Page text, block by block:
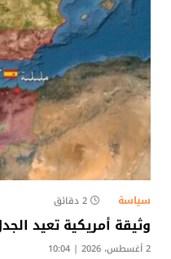
سياسة 2 دقائق
وثيقة أمريكية تعيد
2 أغسطس، 2026 | 10:04